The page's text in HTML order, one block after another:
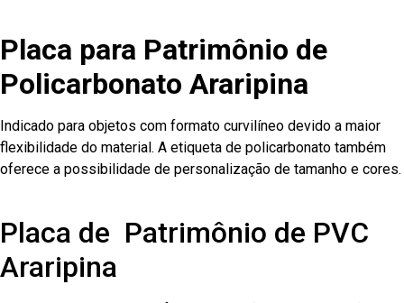
Placa para Patrimônio de
Policarbonato Araripina
Indicado para objetos com formato curvilíneo devido a maior
flexibilidade do material. A etiqueta de policarbonato também
oferece a possibilidade de personalização de tamanho e cores.
Placa de Patrimônio de PVC
Araripina